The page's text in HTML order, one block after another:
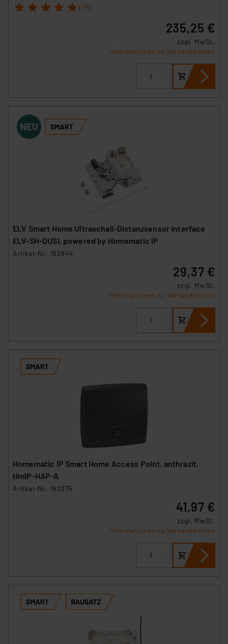
1 2 3 4 5 (15)
235,25 €
zzgl. MwSt.
Informationen zu Versandkosten
ELV Smart Home Ultraschall-Distanzsensor Interface
ELV-SH-DUSI, powered by Homematic IP
Artikel-Nr. 162844
29,37 €
zzgl. MwSt.
Informationen zu Versandkosten
Homematic IP Smart Home Access Point, anthrazit,
HmIP-HAP-A
Artikel-Nr. 160275
41,97 €
zzgl. MwSt.
Informationen zu Versandkosten